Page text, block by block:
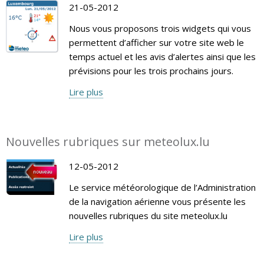
21-05-2012
Nous vous proposons trois widgets qui vous
permettent d’afficher sur votre site web le
temps actuel et les avis d’alertes ainsi que les
prévisions pour les trois prochains jours.
Lire plus
Nouvelles rubriques sur meteolux.lu
12-05-2012
Le service météorologique de l’Administration
de la navigation aérienne vous présente les
nouvelles rubriques du site meteolux.lu
Lire plus